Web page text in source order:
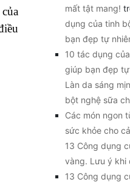
mất tật mang!
dụng của tinh
bạn đẹp tự
10 tác dụng
giúp bạn đẹp tự
Làn da sáng
bột nghệ sữa
Các món ngon
sức khỏe cho
13 Công dụng
vàng. Lưu ý khi
13 Công dụng